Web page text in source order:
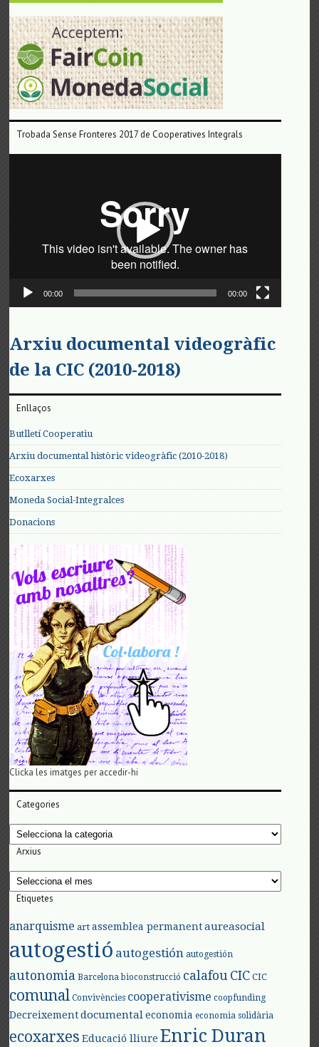
Trobada Sense Fronteres 2017 de Cooperatives Integrals
00:00 00:00
Arxiu documental videogràfic
de la CIC (2010-2018)
Enllaços
Butlletí Cooperatiu
Arxiu documental històric videogràfic (2010-2018)
Ecoxarxes
Moneda Social-Integralces
Donacions
Clicka les imatges per accedir-hi
Categories
Categories
Arxius
Arxius
Etiquetes
anarquisme art assemblea permanent aureasocial
autogestió autogestión autogestión
autonomia Barcelona bioconstrucció calafou CIC CIC
comunal Convivències cooperativisme coopfunding
Decreixement documental economia economia solidària
ecoxarxes Educació lliure Enric Duran